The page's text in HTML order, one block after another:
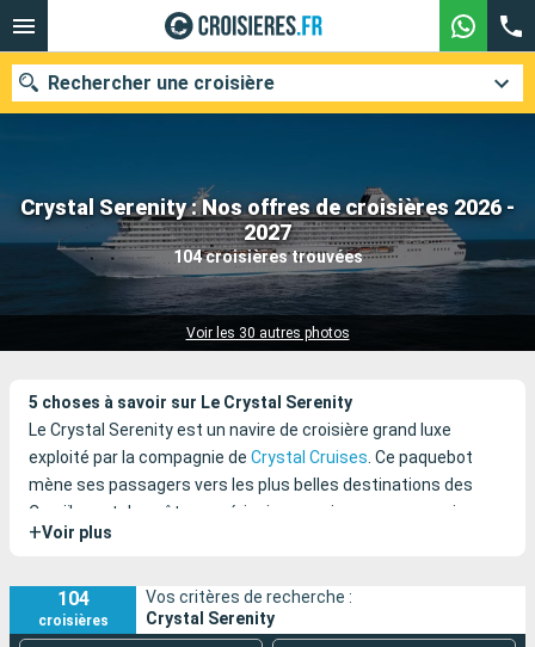
Crystal Serenity : Nos offres de croisières 2026 -
2027
104 croisières trouvées
Voir les 30 autres photos
Rechercher une croisière
Nos destinations
Mois de départ
Compagnies
5 choses à savoir sur Le Crystal Serenity
Le Crystal Serenity est un navire de croisière grand luxe
exploité par la compagnie de Crystal Cruises. Ce paquebot
mène ses passagers vers les plus belles destinations des
Caraïbes et des côtes américaines, mais propose aussi un
véritable tour du monde.
+Voir plus
104
croisières
Vos critères de recherche :
Crystal Serenity